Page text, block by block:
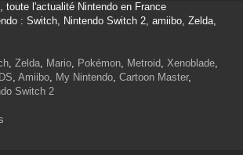
toute l'actualité Nintendo en France
: Switch, Nintendo Switch 2, amiibo, Zelda,
, Zelda, Mario, Pokémon, Metroid, Xenoblade,
, Amiibo, My Nintendo, Cartoon Master,
Switch 2